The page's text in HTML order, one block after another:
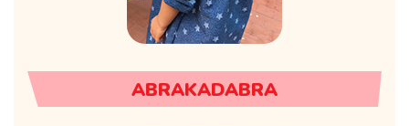
ABRAKADABRA